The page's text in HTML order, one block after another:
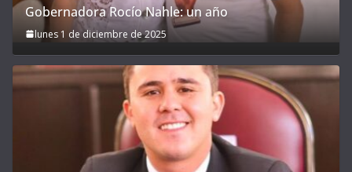
Gobernadora Rocío Nahle: un año
lunes 1 de diciembre de 2025